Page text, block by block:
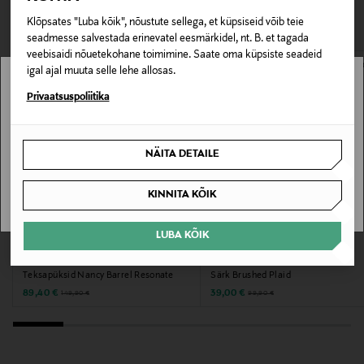
Klõpsates "Luba kõik", nõustute sellega, et küpsiseid võib teie
seadmesse salvestada erinevatel eesmärkidel, nt. B. et tagada
veebisaidi nõuetekohane toimimine. Saate oma küpsiste seadeid
igal ajal muuta selle lehe allosas.
Privaatsuspoliitika
NÄITA DETAILE
KINNITA KÕIK
LUBA KÕIK
Materjal
90% polüamiid, 10% elastaan
pesupehmendaja kasutamine keelatud
HIINA
Valmistaja tootenumber
VAATASID KA
Teksapüksid Nancy Barrel Resonate
Discounted Price
89,40 € Original Price
149,90 €
Särk Brushed Plaid
Discounted Price
39,00 € Original Price
99,90 €
Stockmann pole Sinu riigis saadaval.
SAAN ARU